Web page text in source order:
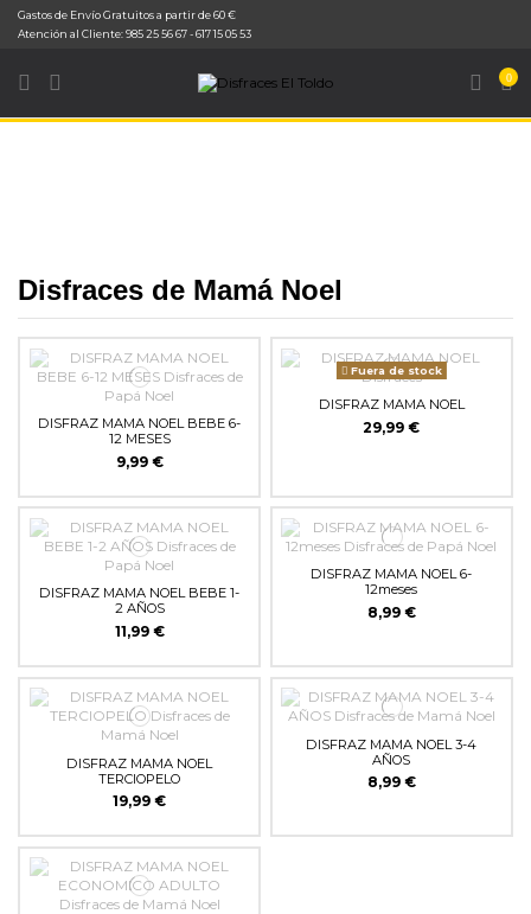
Gastos de Envío Gratuitos a partir de 60 €
Atención al Cliente: 985 25 56 67 - 617 15 05 53
0
Inicio Disfraces Disfraces de Navidad
Disfraces de Mamá Noel
DISFRAZ MAMA NOEL BEBE 6-
12 MESES
9,99 €
Fuera de stock
DISFRAZ MAMA NOEL
29,99 €
DISFRAZ MAMA NOEL BEBE 1-
2 AÑOS
11,99 €
DISFRAZ MAMA NOEL 6-
12meses
8,99 €
DISFRAZ MAMA NOEL
TERCIOPELO
19,99 €
DISFRAZ MAMA NOEL 3-4
AÑOS
8,99 €